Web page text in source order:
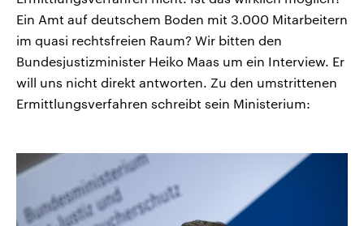
Ein Amt auf deutschem Boden mit 3.000 Mitarbeitern
im quasi rechtsfreien Raum? Wir bitten den
Bundesjustizminister Heiko Maas um ein Interview. Er
will uns nicht direkt antworten. Zu den umstrittenen
Ermittlungsverfahren schreibt sein Ministerium: